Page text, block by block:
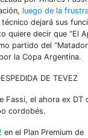
luego de la
dejará sus
quiere decir que “El
partido del
la Copa Argentina.
DE TEVEZ
Fassi, el ahora ex DT
cordobés.
en el Plan Premium de